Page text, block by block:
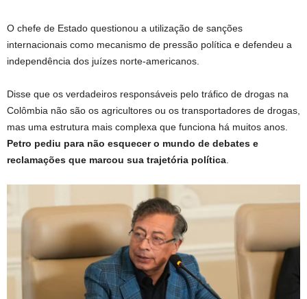
O chefe de Estado questionou a utilização de sanções
internacionais como mecanismo de pressão política e defendeu a
independência dos juízes norte-americanos.
Disse que os verdadeiros responsáveis ​​pelo tráfico de drogas na
Colômbia não são os agricultores ou os transportadores de drogas,
mas uma estrutura mais complexa que funciona há muitos anos.
Petro pediu para não esquecer o mundo de debates e
reclamações que marcou sua trajetória política